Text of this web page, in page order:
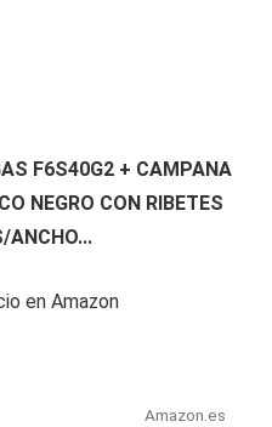
F6S40G2 + CAMPANA
NEGRO CON RIBETES
ANCHO...
en Amazon
Amazon.es